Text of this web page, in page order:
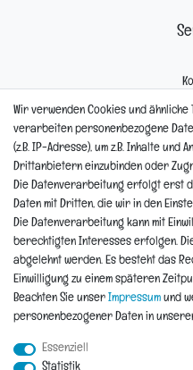
Hinweis zur
Wir verwenden Cookies und
verarbeiten personenbezogene
(z.B. IP-Adresse), um z.B. Inhalte und
Drittanbietern einzubinden oder
Die Datenverarbeitung erfolgt erst
Daten mit Dritten, die wir in den
Die Datenverarbeitung kann mit
berechtigten Interesses erfolgen.
abgelehnt werden. Es besteht das
Einwilligung zu einem späteren
Beachten Sie unser Impressum und
personenbezogener Daten in
Essenziell
Statistik